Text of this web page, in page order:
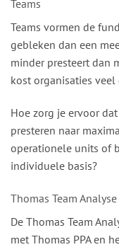
Teams
Teams vormen de
gebleken dan een
minder presteert dan
kost organisaties veel
Hoe zorg je ervoor
presteren naar
operationele units of
individuele basis?
Thomas Team Analyse
De Thomas Team
met Thomas PPA en